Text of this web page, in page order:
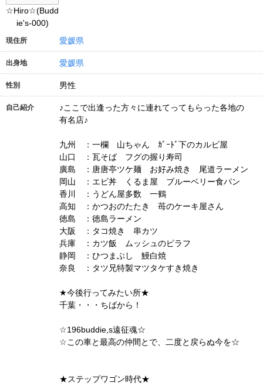
☆Hiro☆(Budd
ie's-000)
現住所 愛媛県
出身地 愛媛県
性別 男性
自己紹介
♪ここで出逢った方々に連れてってもらった各地の
有名店♪
九州 ：一欄 山ちゃん ｶﾞｰﾄﾞ下のカルビ屋
山口 ：瓦そば フグの握り寿司
廣島 ：唐唐亭ツケ麺 お好み焼き 尾道ラーメン
岡山 ：エビ丼 くるま屋 ブルーベリー食パン
香川 ：うどん屋多数 一鶴
高知 ：かつおのたたき 苺のケーキ屋さん
徳島 ：徳島ラーメン
大阪 ：タコ焼き 串カツ
兵庫 ：カツ飯 ムッシュのピラフ
静岡 ：ひつまぶし 鰻白焼
奈良 ：タツ兄特製マツタケすき焼き
★今後行ってみたい所★
千葉・・・ちばから！
☆196buddie,s遠征魂☆
☆この車と最高の仲間とで、二度と戻らぬ今を☆
★ステップワゴン時代★